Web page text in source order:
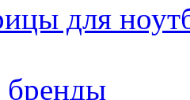
для
бренды